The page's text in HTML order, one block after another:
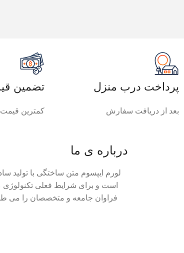
پرداخت درب منزل
بعد از دریافت سفارش
تضمین
کمترین
درباره ی ما
لورم ایپسوم متن ساختگی با تولید
است و برای شرایط فعلی تکنولوژی
فراوان جامعه و متخصصان را می